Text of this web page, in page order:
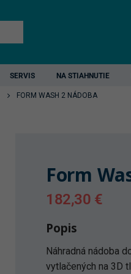
SERVIS NA STIAHNUTIE
FORM WASH 2 NÁDOBA
Form
182,30 €
Popis
Náhradná nádoba
vytlačených na 3D